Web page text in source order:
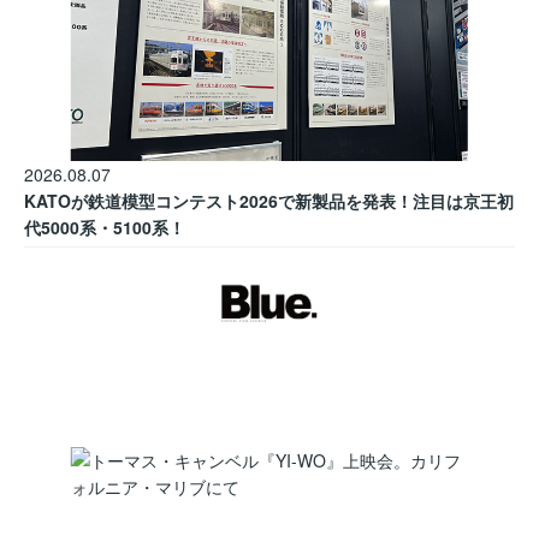
2026.08.07
KATOが鉄道模型コンテスト2026で新製品を発表！注目は京王初
代5000系・5100系！